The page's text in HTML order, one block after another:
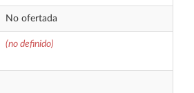
No ofertada
(no definido)